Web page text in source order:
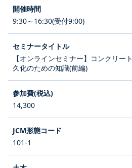
9:30～16:30(受付9:00)
【オンラインセミナー】コンクリー
久化のための知識(前編)
14,300
101-1